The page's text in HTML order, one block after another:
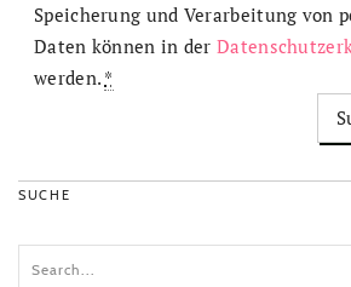
Speicherung und Verarbeitung von
Daten können in der
werden. *
SUCHE